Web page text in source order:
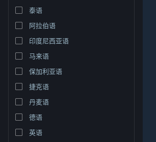
获取 Steam 手机应用
查看桌面版网站
泰语
阿拉伯语
印度尼西亚语
马来语
保加利亚语
捷克语
丹麦语
德语
英语